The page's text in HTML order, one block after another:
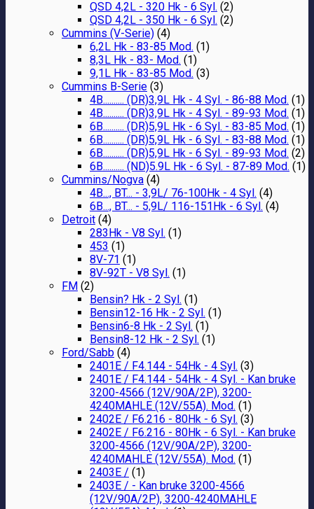
QSD 4,2L - 320 Hk - 6 Syl. (2)
QSD 4,2L - 350 Hk - 6 Syl. (2)
Cummins (V-Serie) (4)
6,2L Hk - 83-85 Mod. (1)
8,3L Hk - 83- Mod. (1)
9,1L Hk - 83-85 Mod. (3)
Cummins B-Serie (3)
4B.......... (DR)3,9L Hk - 4 Syl. - 86-88 Mod. (1)
4B.......... (DR)3,9L Hk - 4 Syl. - 89-93 Mod. (1)
6B.......... (DR)5,9L Hk - 6 Syl. - 83-85 Mod. (1)
6B.......... (DR)5,9L Hk - 6 Syl. - 83-88 Mod. (1)
6B.......... (DR)5,9L Hk - 6 Syl. - 89-93 Mod. (2)
6B.......... (ND)5.9L Hk - 6 Syl. - 87-89 Mod. (1)
Cummins/Nogva (4)
4B..., BT... - 3,9L/ 76-100Hk - 4 Syl. (4)
6B..., BT... - 5,9L/ 116-151Hk - 6 Syl. (4)
Detroit (4)
283Hk - V8 Syl. (1)
453 (1)
8V-71 (1)
8V-92T - V8 Syl. (1)
FM (2)
Bensin? Hk - 2 Syl. (1)
Bensin12-16 Hk - 2 Syl. (1)
Bensin6-8 Hk - 2 Syl. (1)
Bensin8-12 Hk - 2 Syl. (1)
Ford/Sabb (4)
2401E / F4.144 - 54Hk - 4 Syl. (3)
2401E / F4.144 - 54Hk - 4 Syl. - Kan bruke
3200-4566 (12V/90A/2P), 3200-
4240MAHLE (12V/55A). Mod. (1)
2402E / F6.216 - 80Hk - 6 Syl. (3)
2402E / F6.216 - 80Hk - 6 Syl. - Kan bruke
3200-4566 (12V/90A/2P), 3200-
4240MAHLE (12V/55A). Mod. (1)
2403E / (1)
2403E / - Kan bruke 3200-4566
(12V/90A/2P), 3200-4240MAHLE